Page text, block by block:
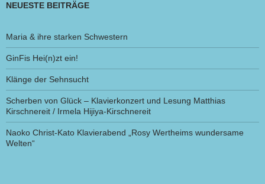
NEUESTE BEITRÄGE
Maria & ihre starken Schwestern
GinFis Hei(n)zt ein!
Klänge der Sehnsucht
Scherben von Glück – Klavierkonzert und Lesung Matthias
Kirschnereit / Irmela Hijiya-Kirschnereit
Naoko Christ-Kato Klavierabend „Rosy Wertheims wundersame
Welten“